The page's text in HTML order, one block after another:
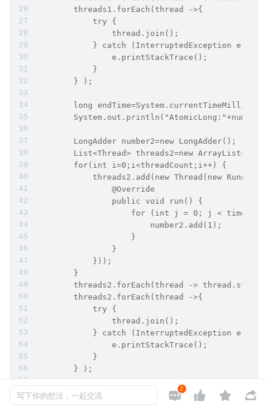
        threads1.forEach(thread ->{
            try {
                thread.join();
            } catch (InterruptedException e) {
                e.printStackTrace();
            }
        } );
        long endTime=System.currentTimeMillis();
        LongAdder number2=new LongAdder();
        List<Thread> threads2=new ArrayList<>();
        for(int i=0;i<threadCount;i++) {
threads2.add(new Thread(new
                @Override
                public void run() {
for (int j = 0; j < times;
                        number2.add(1);
                    }
                }
            }));
        }
threads2.forEach(thread ->
        threads2.forEach(thread ->{
            try {
                thread.join();
            } catch (InterruptedException e) {
                e.printStackTrace();
            }
        } );
写下你的想法，一起交流 2   